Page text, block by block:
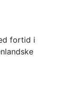
fortid i